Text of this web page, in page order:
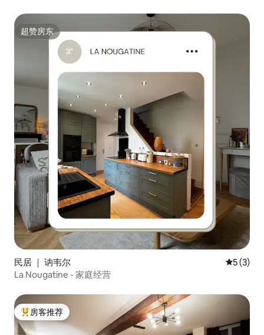
超赞房东
超赞房东
民居 ｜ 讷韦尔 平均评分
5 (3)
La Nougatine - 家庭经营
热门「房客推荐」
房客推荐